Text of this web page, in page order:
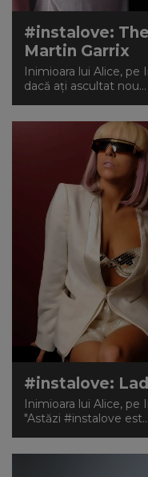
#instalove:
Martin Garrix
Inimioara lui Alice, pe
dacă aţi ascultat nou...
#instalove:
Inimioara lui Alice, pe
"Astăzi #instalove est...